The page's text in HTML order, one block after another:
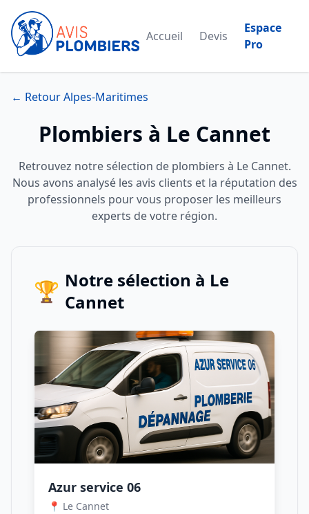
Accueil Devis
Espace
Pro
← Retour Alpes-Maritimes
Plombiers à Le Cannet
Retrouvez notre sélection de plombiers à Le Cannet.
Nous avons analysé les avis clients et la réputation des
professionnels pour vous proposer les meilleurs
experts de votre région.
🏆 Notre sélection à Le
Cannet
Azur service 06
📍 Le Cannet